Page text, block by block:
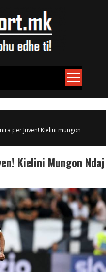
për Juven! Kielini mungon
Kielini Mungon Ndaj